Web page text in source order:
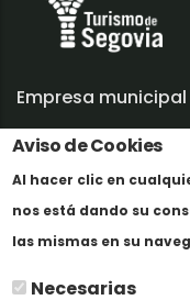
Aviso de Cookies
Al hacer clic en
nos está dando su
las mismas en su
Necesarias
Empresa
Trabaja con
Informes y
Perfil del
Oficinas de Turismo